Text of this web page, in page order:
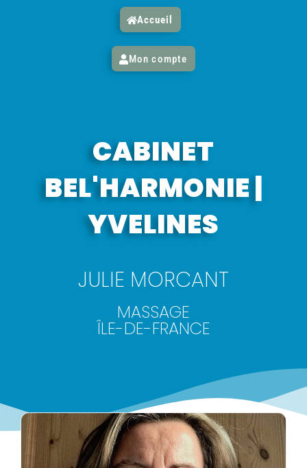
Accueil
Mon compte
CABINET
BEL'HARMONIE |
YVELINES
JULIE MORCANT
MASSAGE
ÎLE-DE-FRANCE